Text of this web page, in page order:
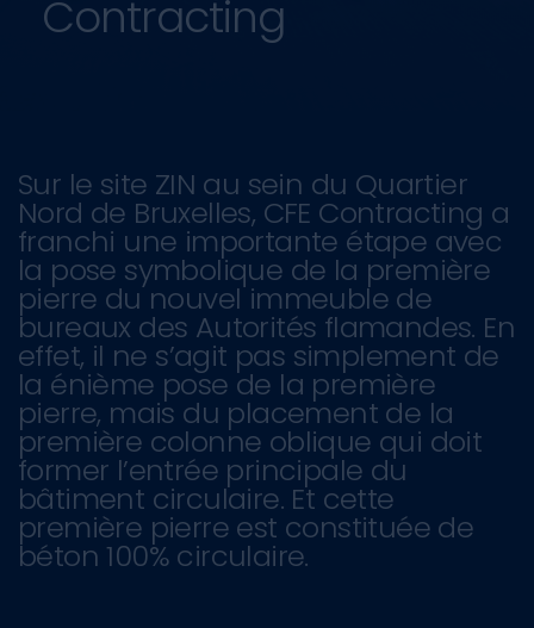
Contracting
Sur le site ZIN au sein du Quartier
Nord de Bruxelles, CFE Contracting a
franchi une importante étape avec
la pose symbolique de la première
pierre du nouvel immeuble de
bureaux des Autorités flamandes. En
effet, il ne s’agit pas simplement de
la énième pose de la première
pierre, mais du placement de la
première colonne oblique qui doit
former l’entrée principale du
bâtiment circulaire. Et cette
première pierre est constituée de
béton 100% circulaire.